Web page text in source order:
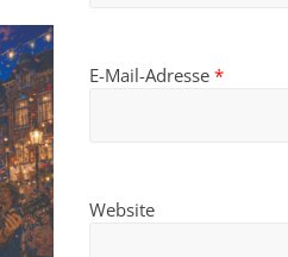
E-Mail-Adresse *
Website